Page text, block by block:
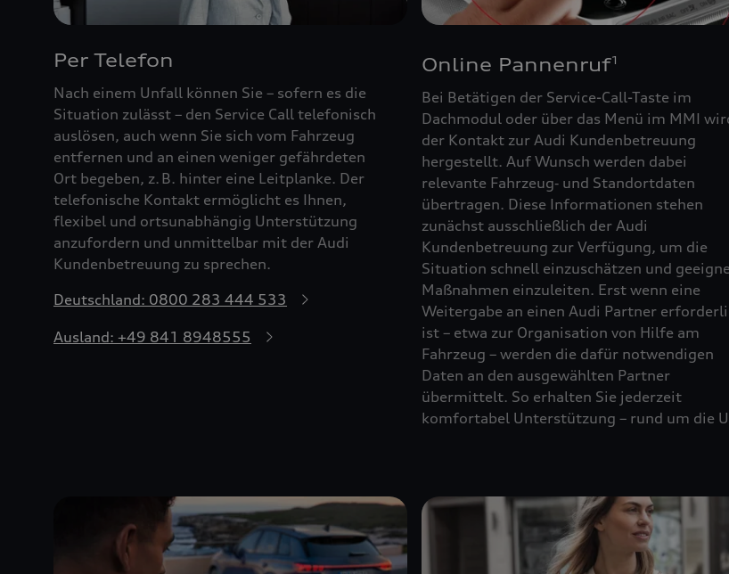
Per Telefon
Nach einem Unfall können Sie – sofern es die
Situation zulässt – den Service Call telefonisch
auslösen, auch wenn Sie sich vom Fahrzeug
entfernen und an einen weniger gefährdeten
Ort begeben, z. B. hinter eine Leitplanke. Der
telefonische Kontakt ermöglicht es Ihnen,
flexibel und ortsunabhängig Unterstützung
anzufordern und unmittelbar mit der Audi
Kundenbetreuung zu sprechen.
Deutschland: 0800 283 444 533
Ausland: +49 841 8948555
Online Pannenruf1
Bei Betätigen der Service-Call-Taste im
Dachmodul oder über das Menü im MMI
der Kontakt zur Audi Kundenbetreuung
hergestellt. Auf Wunsch werden dabei
relevante Fahrzeug‑ und Standortdaten
übertragen. Diese Informationen stehen
zunächst ausschließlich der Audi
Kundenbetreuung zur Verfügung, um die
Situation schnell einzuschätzen und
Maßnahmen einzuleiten. Erst wenn eine
Weitergabe an einen Audi Partner
ist – etwa zur Organisation von Hilfe am
Fahrzeug – werden die dafür notwendigen
Daten an den ausgewählten Partner
übermittelt. So erhalten Sie jederzeit
komfortabel Unterstützung – rund um die